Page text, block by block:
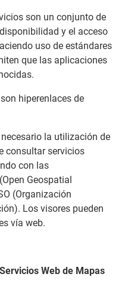
son un conjunto de
y el acceso
uso de estándares
que las aplicaciones
hiperenlaces de
la utilización de
consultar servicios
con las
Geospatial
(Organización
Los visores pueden
vía web.
Web de Mapas